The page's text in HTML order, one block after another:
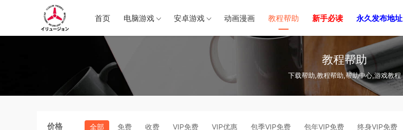
首页 电脑游戏 安卓游戏 动画漫画 教程帮助 新手必读 永久发布地址
教程帮助
下载帮助,教程帮助,帮助中心,游戏教程
价格 全部 免费 收费 VIP免费 VIP优惠 包季VIP免费 包年VIP免费 终身VIP免费